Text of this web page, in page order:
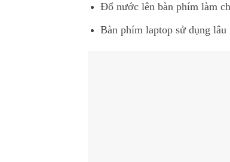
Đổ nước lên bàn phím làm
Bàn phím laptop sử dụng